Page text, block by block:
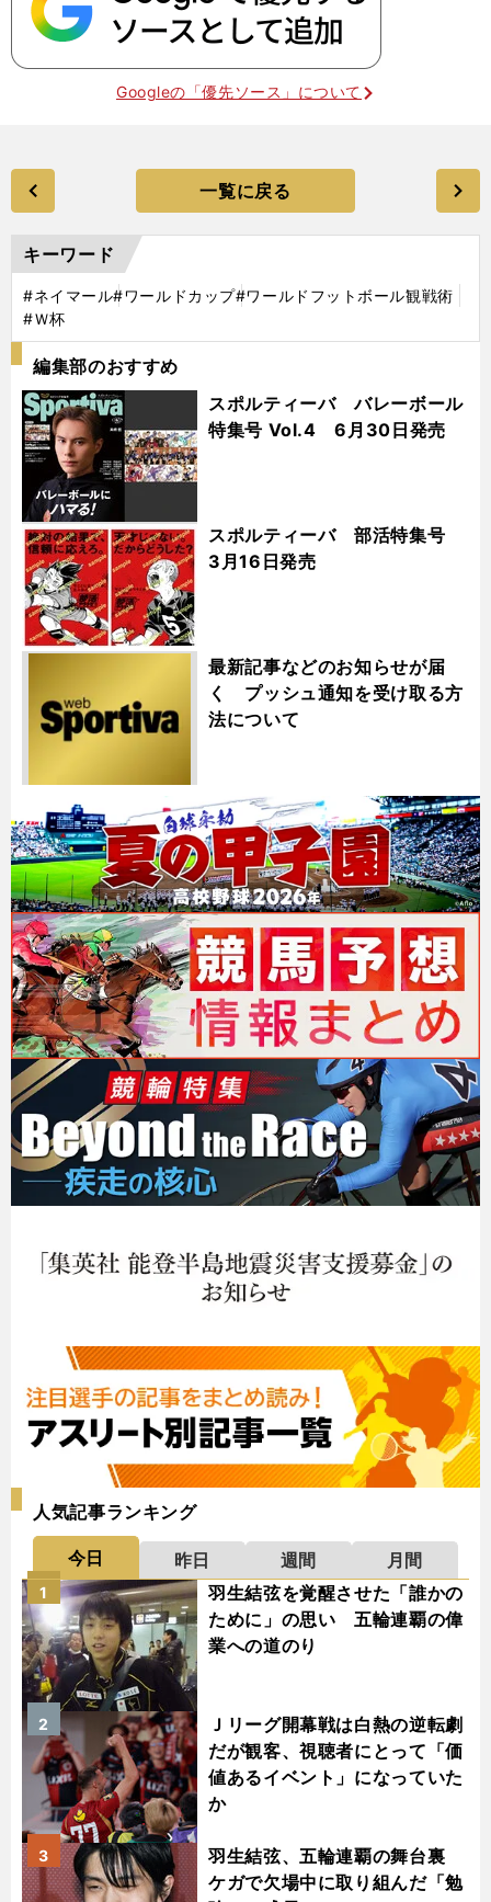
Googleの「優先ソース」について
一覧に戻る
キーワード
#ネイマール#ワールドカップ#ワールドフットボール観戦術
#Ｗ杯
編集部のおすすめ
スポルティーバ バレーボール
特集号 Vol.4 6月30日発売
スポルティーバ 部活特集号
3月16日発売
最新記事などのお知らせが届
く プッシュ通知を受け取る方
法について
人気記事ランキング
今日 昨日 週間
月間
羽生結弦を覚醒させた「誰かの
ために」の思い 五輪連覇の偉
業への道のり
1
Ｊリーグ開幕戦は白熱の逆転劇
だが観客、視聴者にとって「価
値あるイベント」になっていた
か
2
羽生結弦、五輪連覇の舞台裏
ケガで欠場中に取り組んだ「勉
3